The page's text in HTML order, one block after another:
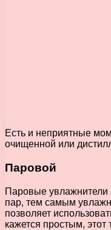
Есть и неприятные
очищенной или
Паровой
Паровые увлажнители
пар, тем самым
позволяет
кажется простым,